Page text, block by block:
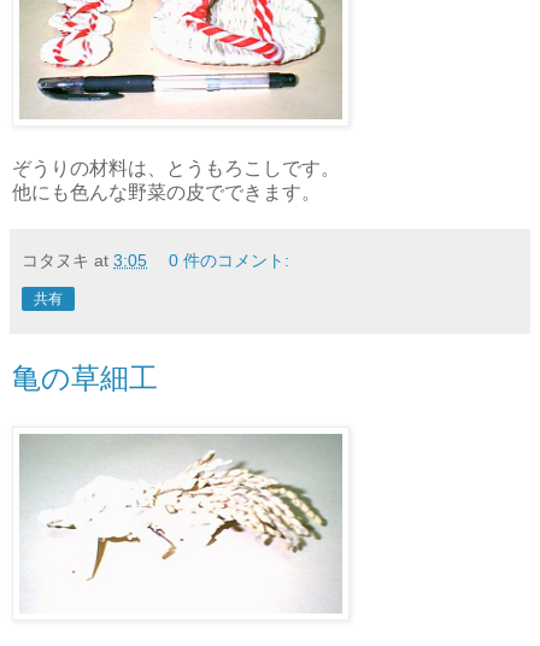
ぞうりの材料は、とうもろこしです。
他にも色んな野菜の皮でできます。
コタヌキ at 3:05 0 件のコメント:
共有
亀の草細工